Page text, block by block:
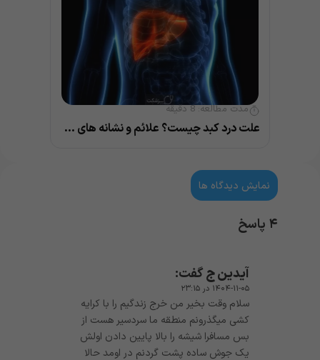
مدت مطالعه:8 دقیقه
علت درد کبد چیست؟ علائم و نشانه های مهم بیماری کبد
نمایش دیدگاه ها
۴ پاسخ
آیدین جگفت:
۱۴۰۴-۱۱-۰۵ در ۲۳:۱۵
سلام وقت بخیر من خرج زندگیم را با کرایه
کشی میگذرونم منطقه ما سردسیر هست از
بس مسافرا شیشه را بالا پایین دادن اولش
یک جوش ساده پشت گردنم در اومد حالا